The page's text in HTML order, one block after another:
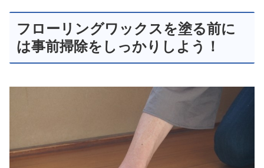
フローリングワックスを塗る前に
は事前掃除をしっかりしよう！